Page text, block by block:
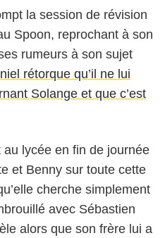
la session de révision
Spoon, reprochant à son
rumeurs à son sujet
rétorque qu’il ne lui
Solange et que c’est
lycée en fin de journée
et Benny sur toute cette
cherche simplement
avec Sébastien
alors que son frère lui a